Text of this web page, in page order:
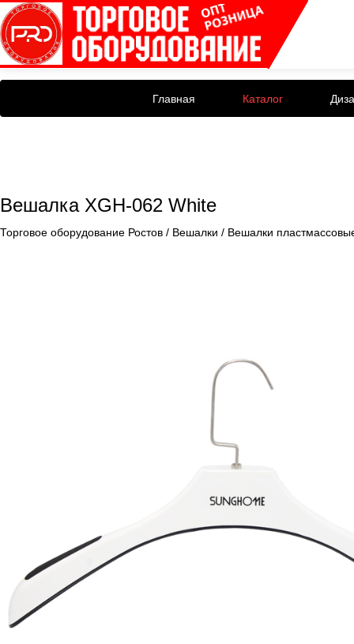
Главная Каталог
Вешалка XGH-062 White
Торговое оборудование Ростов / Вешалки / Вешалки